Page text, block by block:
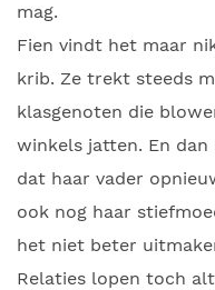
mag.
Fien vindt het maar
krib. Ze trekt steeds
klasgenoten die
winkels jatten. En
dat haar vader
ook nog haar
het niet beter
Relaties lopen toch